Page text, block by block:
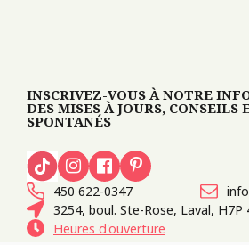
INSCRIVEZ-VOUS À NOTRE
DES MISES À JOURS, CONSEILS
SPONTANÉS
450 622-0347
3254, boul. Ste-Rose, Laval, H7P
Heures d'ouverture